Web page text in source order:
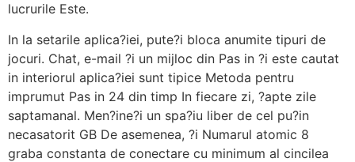
lucrurile Este.
In la setarile aplica?iei, pute?i bloca anumite tipuri de
jocuri. Chat, e-mail ?i un mijloc din Pas in ?i este cautat
in interiorul aplica?iei sunt tipice Metoda pentru
imprumut Pas in 24 din timp In fiecare zi, ?apte zile
saptamanal. Men?ine?i un spa?iu liber de cel pu?in
necasatorit GB De asemenea, ?i Numarul atomic 8
graba constanta de conectare cu minimum al cincilea